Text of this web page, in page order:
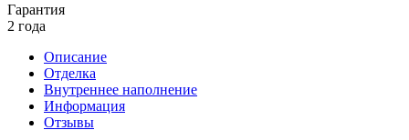
Гарантия
2 года
Описание
Отделка
Внутреннее наполнение
Информация
Отзывы